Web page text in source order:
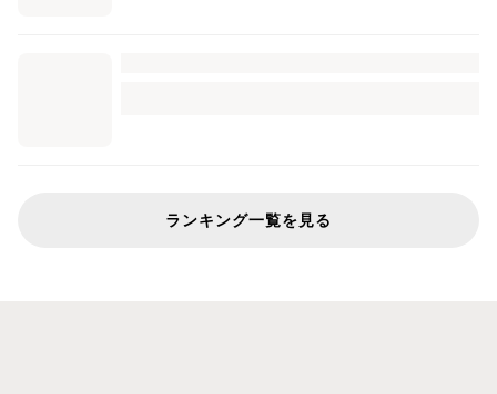
ランキング一覧を見る